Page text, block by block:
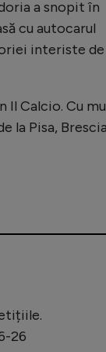
a snopit în
cu autocarul
interiste
Il Calcio. Cu
la Pisa, Brescia
26